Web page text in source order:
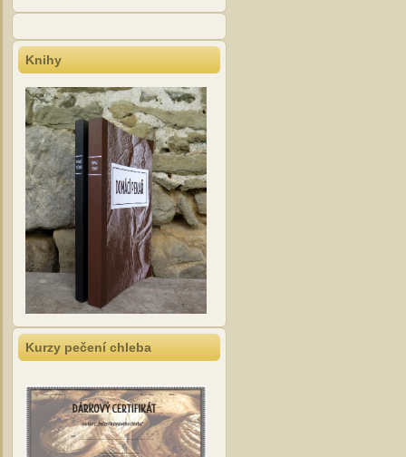
Knihy
Kurzy pečení chleba